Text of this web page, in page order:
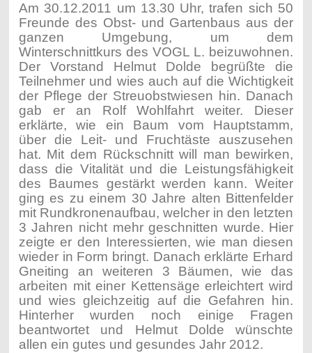
Am 30.12.2011 um 13.30 Uhr, trafen sich 50
Freunde des Obst- und Gartenbaus aus der
ganzen Umgebung, um dem
Winterschnittkurs des VOGL L. beizuwohnen.
Der Vorstand Helmut Dolde begrüßte die
Teilnehmer und wies auch auf die Wichtigkeit
der Pflege der Streuobstwiesen hin. Danach
gab er an Rolf Wohlfahrt weiter. Dieser
erklärte, wie ein Baum vom Hauptstamm,
über die Leit- und Fruchtäste auszusehen
hat. Mit dem Rückschnitt will man bewirken,
dass die Vitalität und die Leistungsfähigkeit
des Baumes gestärkt werden kann. Weiter
ging es zu einem 30 Jahre alten Bittenfelder
mit Rundkronenaufbau, welcher in den letzten
3 Jahren nicht mehr geschnitten wurde. Hier
zeigte er den Interessierten, wie man diesen
wieder in Form bringt. Danach erklärte Erhard
Gneiting an weiteren 3 Bäumen, wie das
arbeiten mit einer Kettensäge erleichtert wird
und wies gleichzeitig auf die Gefahren hin.
Hinterher wurden noch einige Fragen
beantwortet und Helmut Dolde wünschte
allen ein gutes und gesundes Jahr 2012.